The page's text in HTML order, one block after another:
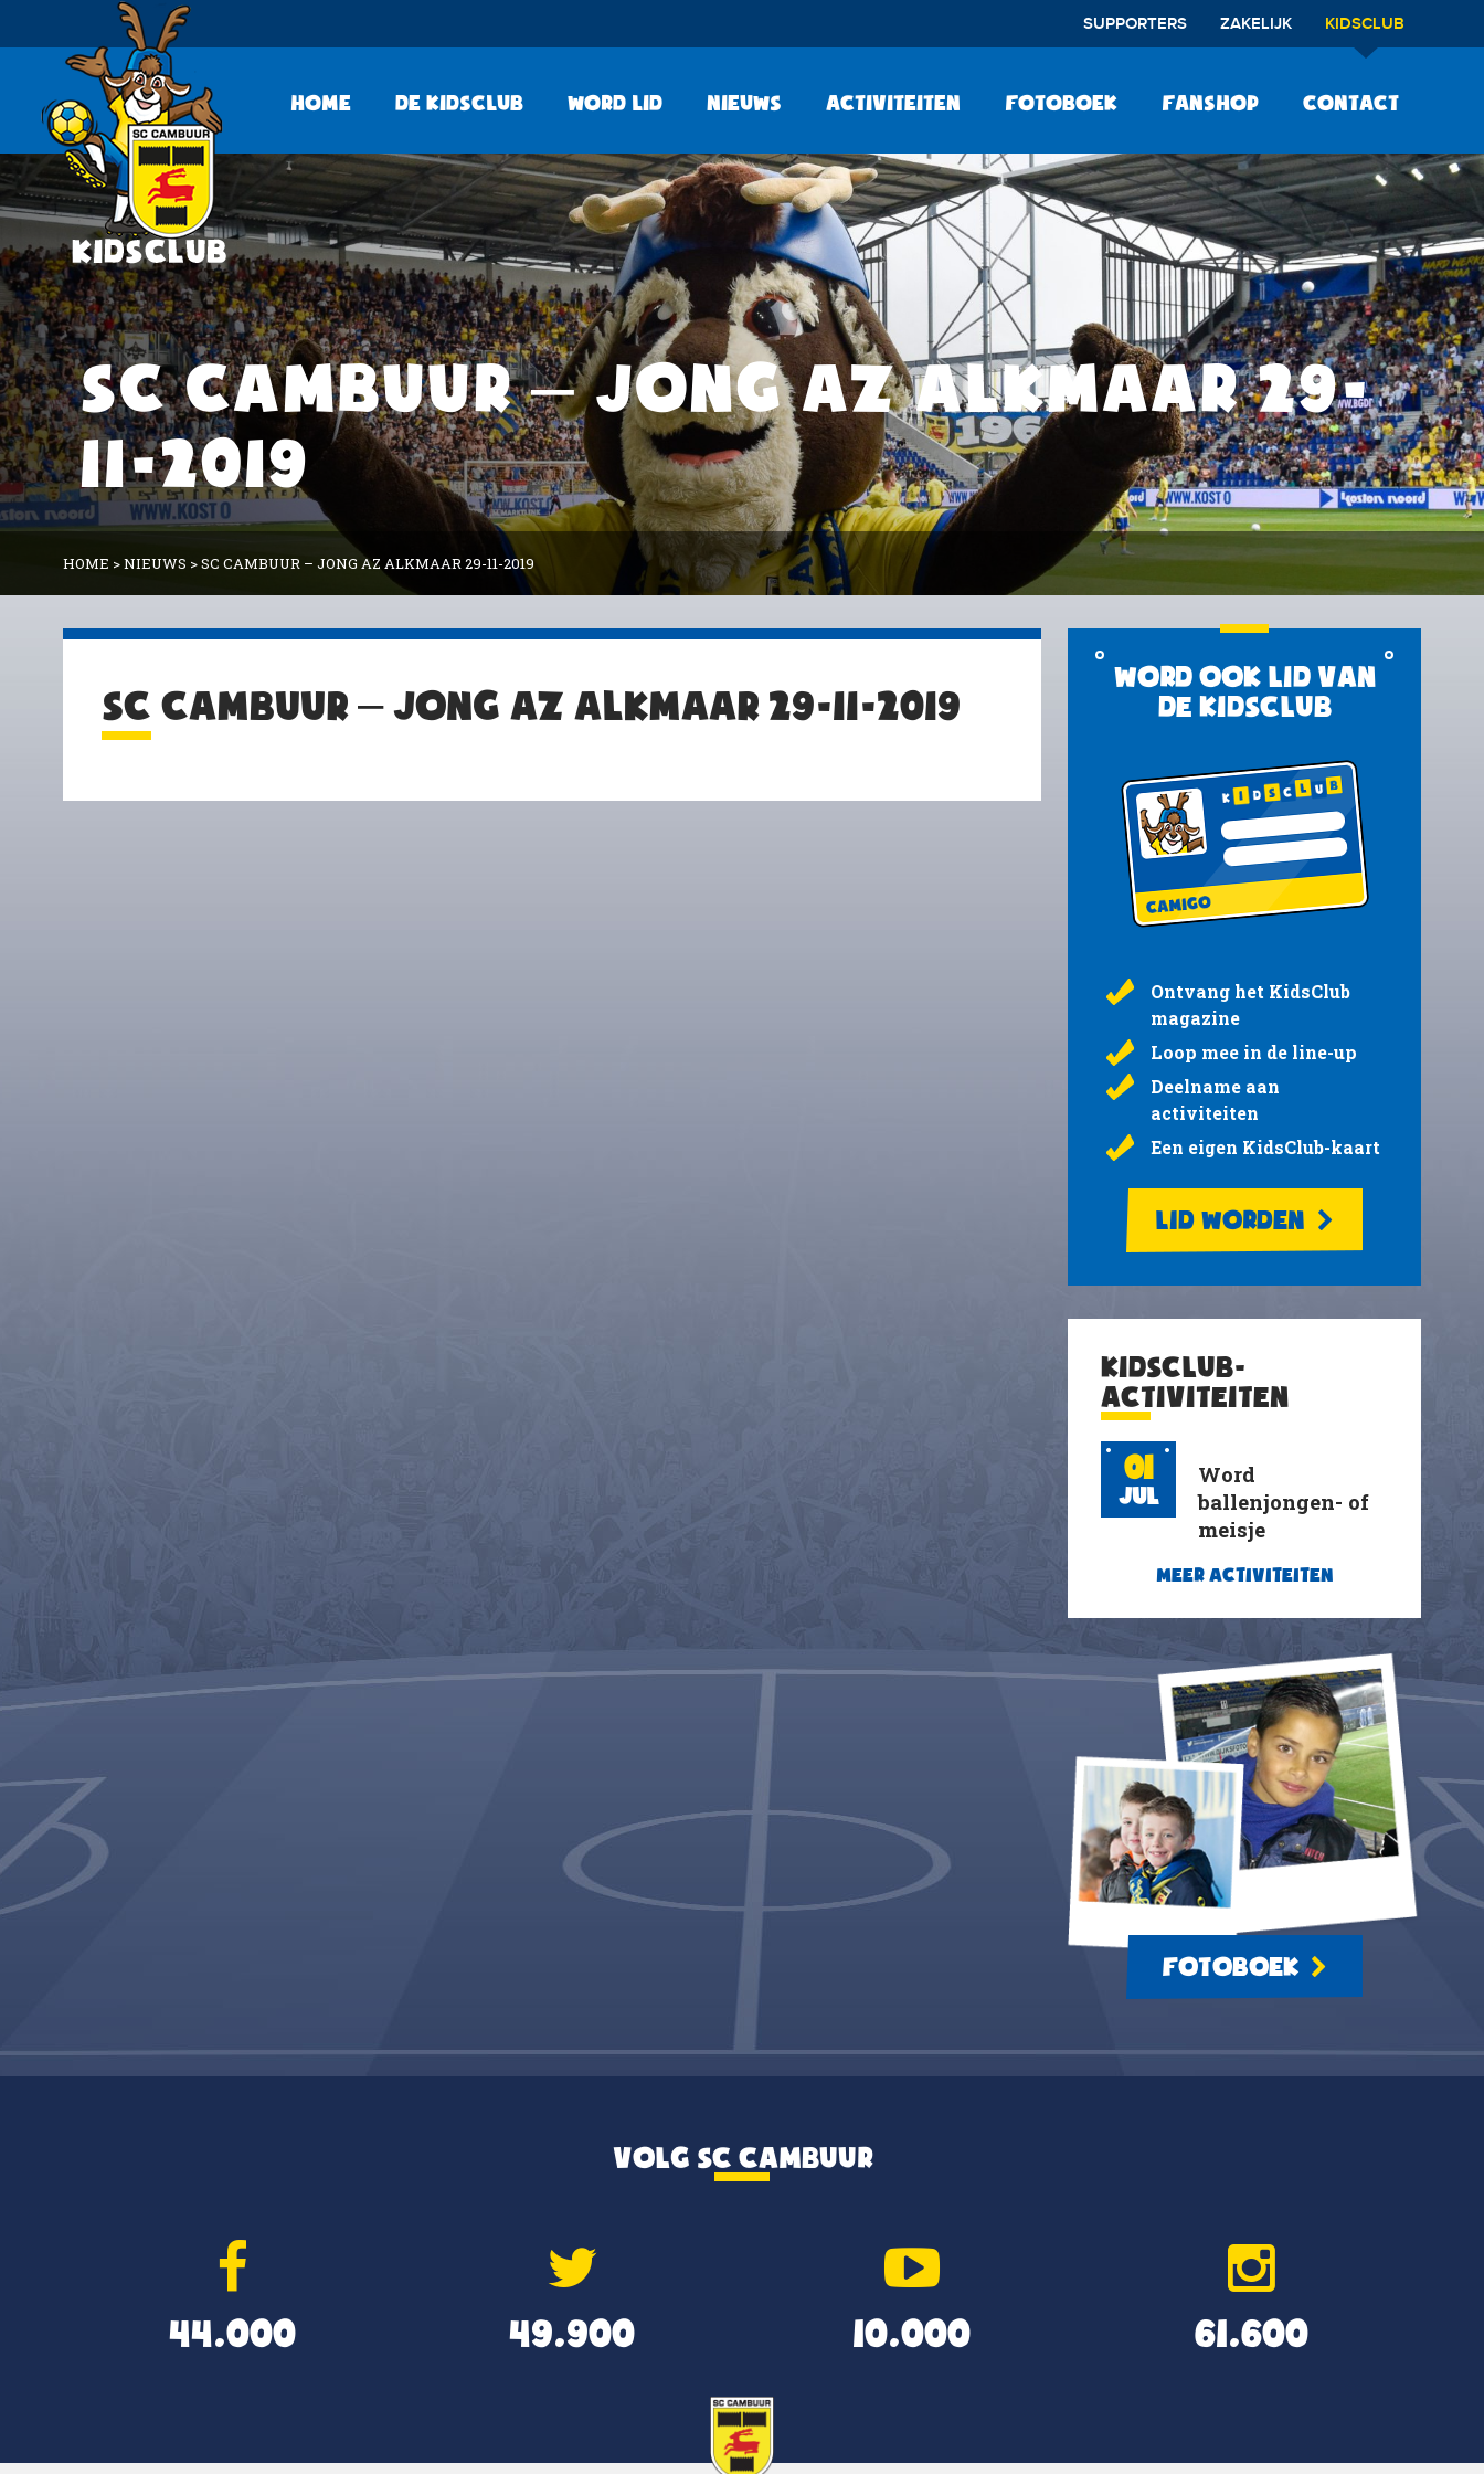
SUPPORTERS ZAKELIJK KIDSCLUB
Home De KidsClub Word lid Nieuws Activiteiten Fotoboek Fanshop Contact
SC CAMBUUR – JONG AZ ALKMAAR 29-
11-2019
HOME >NIEUWS >SC CAMBUUR – JONG AZ ALKMAAR 29-11-2019
SC CAMBUUR – JONG AZ ALKMAAR 29-11-2019
Word ook lid van
de KidsClub
Ontvang het KidsClub
magazine
Loop mee in de line-up
Deelname aan
activiteiten
Een eigen KidsClub-kaart
LID WORDEN
KIDSCLUB-
ACTIVITEITEN
01
Jul
Word
ballenjongen- of
meisje
MEER ACTIVITEITEN
FOTOBOEK
VOLG SC CAMBUUR
44.000 49.900 10.000 61.600